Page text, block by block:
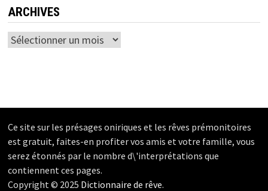
ARCHIVES
Archives
Ce site sur les présages oniriques et les rêves prémonitoires
est gratuit, faites-en profiter vos amis et votre famille, vous
serez étonnés par le nombre d\'interprétations que
contiennent ces pages.
Copyright © 2025 Dictionnaire de rêve.